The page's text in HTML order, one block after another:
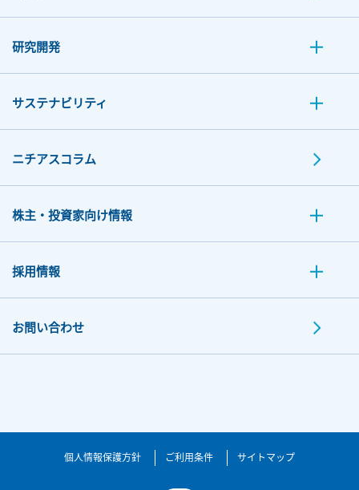
研究開発
サステナビリティ
ニチアスコラム
株主・投資家向け情報
採用情報
お問い合わせ
個人情報保護方針 ご利用条件 サイトマップ